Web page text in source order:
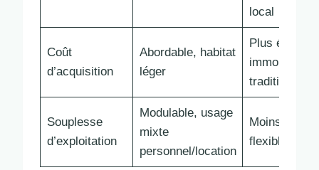
local
Coût
d’acquisition
Abordable, habitat
léger
Plus élevé,
immobilier
traditionnel
Souplesse
d’exploitation
Modulable, usage
mixte
personnel/location
Moins
flexible